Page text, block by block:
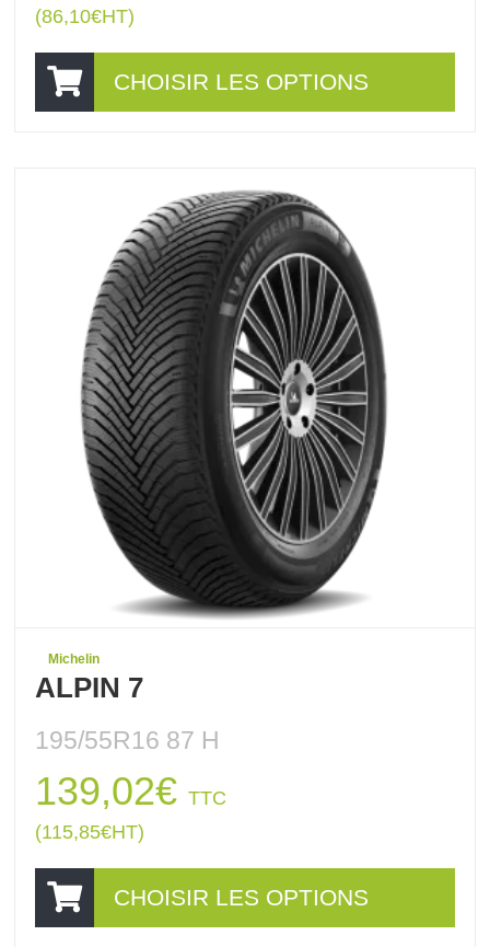
(86,10€HT)
CHOISIR LES OPTIONS
Michelin
ALPIN 7
195/55R16 87 H
139,02€ TTC
(115,85€HT)
CHOISIR LES OPTIONS